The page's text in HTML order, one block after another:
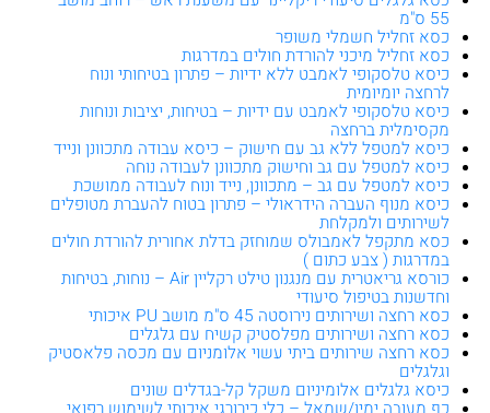
55 ס"מ
כסא זחליל חשמלי משופר
כסא זחליל מיכני להורדת חולים במדרגות
כיסא טלסקופי לאמבט ללא ידיות – פתרון בטיחותי ונוח
לרחצה יומיומית
כיסא טלסקופי לאמבט עם ידיות – בטיחות, יציבות ונוחות
מקסימלית ברחצה
כיסא למטפל ללא גב עם חישוק – כיסא עבודה מתכוונן ונייד
כיסא למטפל עם גב וחישוק מתכוונן לעבודה נוחה
כיסא למטפל עם גב – מתכוונן, נייד ונוח לעבודה ממושכת
כיסא מנוף העברה הידראולי – פתרון בטוח להעברת מטופלים
לשירותים ולמקלחת
כסא מתקפל לאמבולס שמוחזק בדלת אחורית להורדת חולים
במדרגות ( צבע כתום )
כורסא גריאטרית עם מנגנון טילט רקליין Air – נוחות, בטיחות
וחדשנות בטיפול סיעודי
כסא רחצה ושירותים נירוסטה 45 ס"מ מושב PU איכותי
כסא רחצה ושירותים מפלסטיק קשיח עם גלגלים
כסא רחצה שירותים ביתי עשוי אלומניום עם מכסה פלאסטיק
וגלגלים
כיסא גלגלים אלומיניום משקל קל-בגדלים שונים